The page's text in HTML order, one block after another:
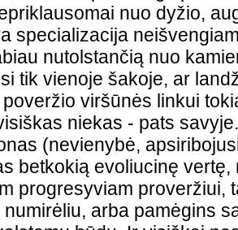
nuo dyžio,
specializacija
nutolstančią nuo
tik vienoje šakoje, ar
viršūnės linkui
niekas - pats
(nevienybė,
betkokią evoliucinę
progresyviam proveržiui,
numirėliu, arba pamėgins